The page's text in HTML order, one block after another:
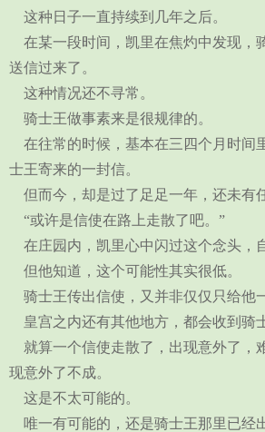
这种日子一直持续到几年之后。
在某一段时间，凯里在焦灼中发现，
送信过来了。
这种情况还不寻常。
骑士王做事素来是很规律的。
在往常的时候，基本在三四个月时间
士王寄来的一封信。
但而今，却是过了足足一年，还未有
“或许是信使在路上走散了吧。”
在庄园内，凯里心中闪过这个念头，
但他知道，这个可能性其实很低。
骑士王传出信使，又并非仅仅只给他
皇宫之内还有其他地方，都会收到骑
就算一个信使走散了，出现意外了，
现意外了不成。
这是不太可能的。
唯一有可能的，还是骑士王那里已经